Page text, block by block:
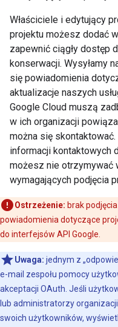
Właściciele i edytujący
projektu możesz dodać
zapewnić ciągły dostęp
konserwacji. Wysyłamy
się powiadomienia
aktualizacje naszych
Google Cloud muszą
w ich organizacji
można się
informacji kontaktowych
możesz nie otrzymywać
wymagających podjęcia
Ostrzeżenie: brak
powiadomienia dotyczące
do interfejsów API Google.
Uwaga: jednym z
e-mail zespołu pomocy
akceptacji OAuth. Jeśli
lub administratorzy
swoich użytkowników,